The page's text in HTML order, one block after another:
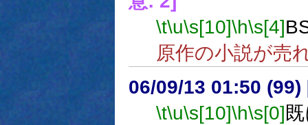
\t\u\s[10]\h\s[4]
原作の小説が売
06/09/13 01:50 (99)
\t\u\s[10]\h\s[0]